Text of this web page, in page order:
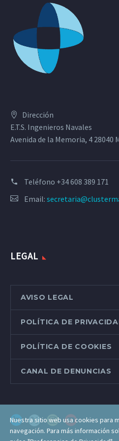
Dirección
E.T.S. Ingenieros Navales
Avenida de la Memoria, 4 28040
Teléfono +34 608 389 171
Email:
LEGAL
AVISO LEGAL
POLÍTICA DE
POLÍTICA DE COOKIES
CANAL DE DENUNCIAS
Nuestra sitio web usa cookies para
navegación. Para más información